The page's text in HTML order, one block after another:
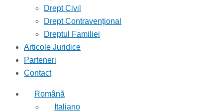
Drept Civil
Drept Contravențional
Dreptul Familiei
Articole Juridice
Parteneri
Contact
Română
Italiano